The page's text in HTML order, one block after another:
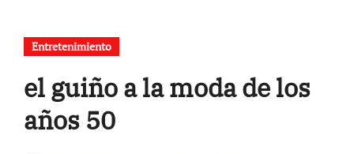
Entretenimiento
el guiño a la moda de los
años 50